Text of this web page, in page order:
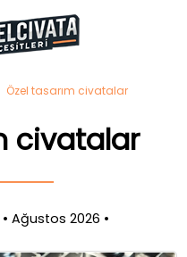
Özel tasarım civatalar
civatalar
Ağustos 2026 •